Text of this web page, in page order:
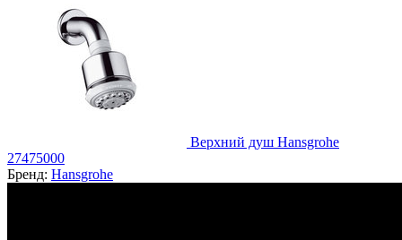
Верхний душ Hansgrohe
27475000
Бренд: Hansgrohe